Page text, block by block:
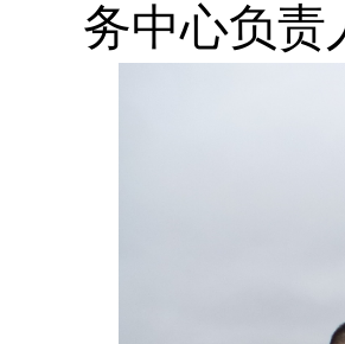
务中心负责